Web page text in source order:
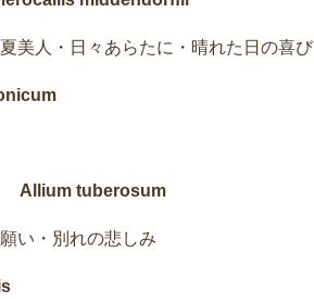
人・日々あらたに・晴れた日の喜び
Allium tuberosum
い・別れの悲しみ